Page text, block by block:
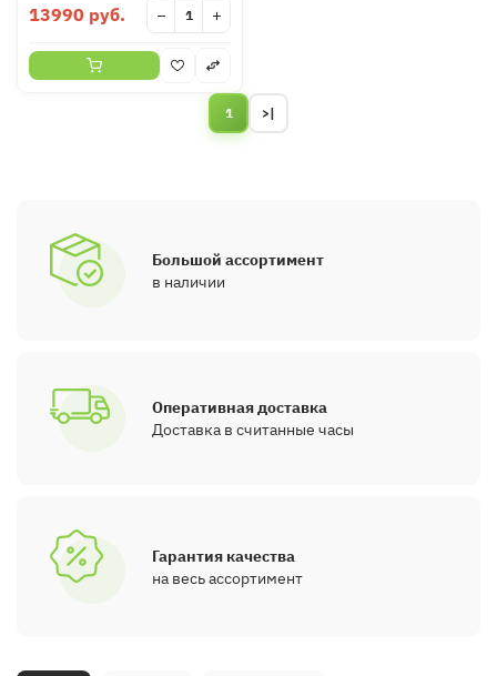
13990 руб. − +
1 >|
Большой ассортимент
в наличии
Оперативная доставка
Доставка в считанные часы
Гарантия качества
на весь ассортимент